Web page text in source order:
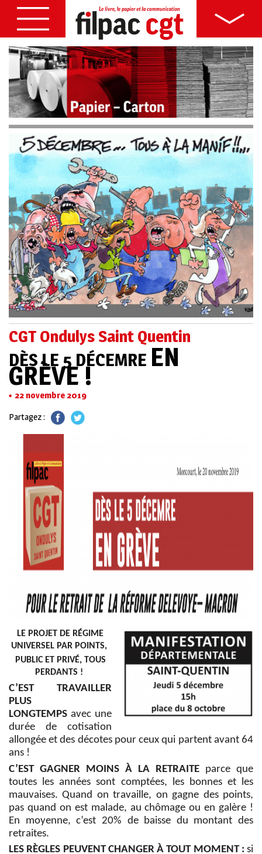
CGT Ondulys Saint Quentin
DÈS LE 5 DÉCEMRE EN
GRÈVE !
22 novembre 2019
Partagez :
LE PROJET DE RÉGIME
UNIVERSEL PAR POINTS,
PUBLIC ET PRIVÉ, TOUS
PERDANTS !
C’EST TRAVAILLER
PLUS
LONGTEMPS avec une
durée de cotisation
allongée et des décotes pour ceux qui partent avant 64
ans !
C’EST GAGNER MOINS À LA RETRAITE parce que
toutes les années sont comptées, les bonnes et les
mauvaises. Quand on travaille, on gagne des points,
pas quand on est malade, au chômage ou en galère !
En moyenne, c’est 20% de baisse du montant des
retraites.
LES RÈGLES PEUVENT CHANGER À TOUT MOMENT : si